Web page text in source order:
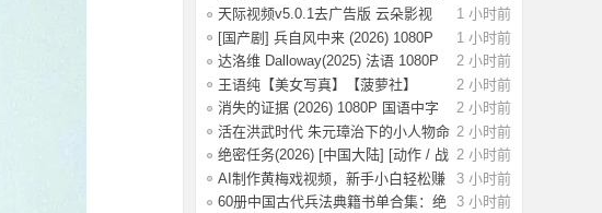
–
1 小时前
天际视频v5.0.1去广告版 云朵影视
v1.9.0去
1 小时前
[国产剧] 兵自风中来 (2026) 1080P
国语中
2 小时前
达洛维 Dalloway(2025) 法语 1080P
【3.2G
2 小时前
王语纯【美女写真】【菠萝社】
【51P】
2 小时前
消失的证据 (2026) 1080P 国语中字
[1.09G]
2 小时前
活在洪武时代 朱元璋治下的小人物命
运
2 小时前
绝密任务(2026) [中国大陆] [动作 / 战
争 /
3 小时前
AI制作黄梅戏视频，新手小白轻松赚
取收益
3 小时前
60册中国古代兵法典籍书单合集：绝